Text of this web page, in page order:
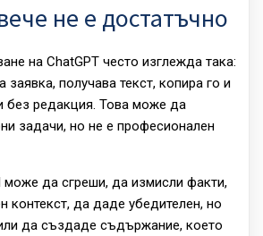
не е достатъчно
на ChatGPT често изглежда така:
заявка, получава текст, копира го и
без редакция. Това може да
задачи, но не е професионален
може да сгреши, да измисли факти,
контекст, да даде убедителен, но
да създаде съдържание, което